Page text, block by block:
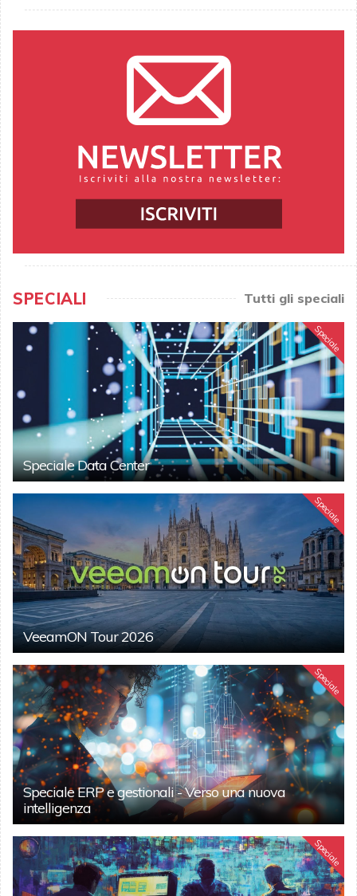
SPECIALI Tutti gli speciali
Speciale
Speciale Data Center
Speciale
VeeamON Tour 2026
Speciale
Speciale ERP e gestionali - Verso una nuova
intelligenza
Speciale